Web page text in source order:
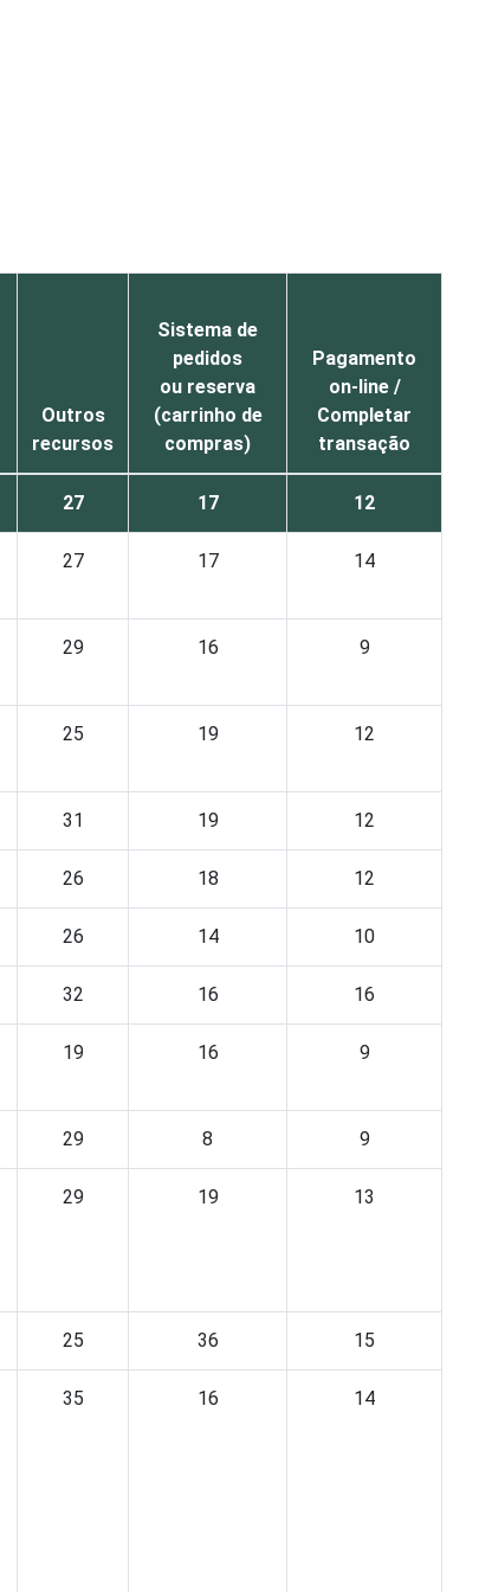
Outros
recursos
Sistema de
pedidos
ou reserva
(carrinho de
compras)
Pagamento
on-line /
Completar
transação
27 17 12
27 17 14
29 16 9
25 19 12
31 19 12
26 18 12
26 14 10
32 16 16
19 16 9
29 8 9
29 19 13
25 36 15
35 16 14